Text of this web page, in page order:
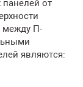
от
между П-
являются: